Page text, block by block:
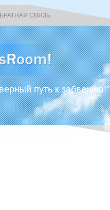
СВЯЗЬ
путь к забвению!”